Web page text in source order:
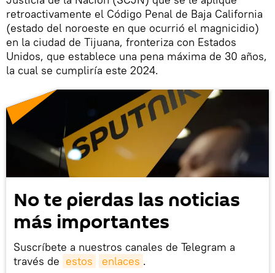
retroactivamente el Código Penal de Baja California
(estado del noroeste en que ocurrió el magnicidio)
en la ciudad de Tijuana, fronteriza con Estados
Unidos, que establece una pena máxima de 30 años,
la cual se cumpliría este 2024.
No te pierdas las noticias
más importantes
Suscríbete a nuestros canales de Telegram a
través de estos enlaces .